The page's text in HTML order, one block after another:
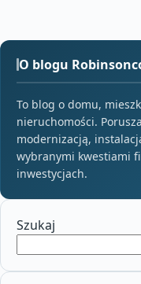
O blogu
To blog o domu,
nieruchomości.
modernizacją,
wybranymi kwestiami
inwestycjach.
Szukaj